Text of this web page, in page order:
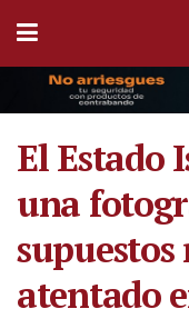
El Estado
una
supuestos
atentado